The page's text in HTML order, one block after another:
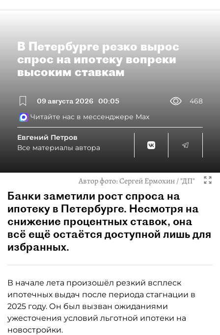
В Петербурге резко вырос
спрос на ипотеку вопреки
высоким ставкам
09 августа 2026 00:05
468
Читайте нас в мессенджере Max
Евгений Петров
Все материалы автора
Автор фото:Сергей Ермохин / "ДП"
Банки заметили рост спроса на
ипотеку в Петербурге. Несмотря на
снижение процентных ставок, она
всё ещё остаётся доступной лишь для
избранных.
В начале лета произошёл резкий всплеск
ипотечных выдач после периода стагнации в
2025 году. Он был вызван ожиданиями
ужесточения условий льготной ипотеки на
новостройки.